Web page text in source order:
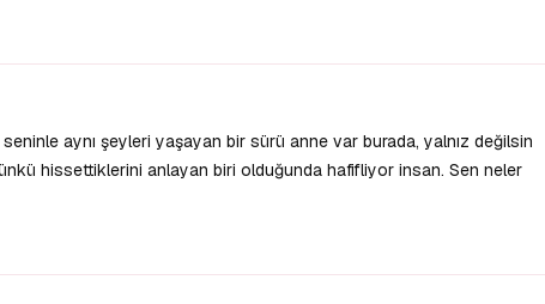
aynı şeyleri yaşayan bir sürü anne var burada, yalnız değilsin
hissettiklerini anlayan biri olduğunda hafifliyor insan. Sen neler